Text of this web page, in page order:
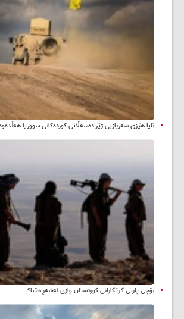
ئایا هێزی سەربازیی ژێر دەسەڵاتی کوردەکانی سووریا
بۆچی پارتی کرێکارانی کوردستان وازی لەشەڕ هێنا؟